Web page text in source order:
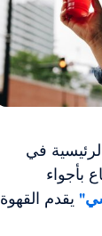
في
بأجواء
يقدم القهوة